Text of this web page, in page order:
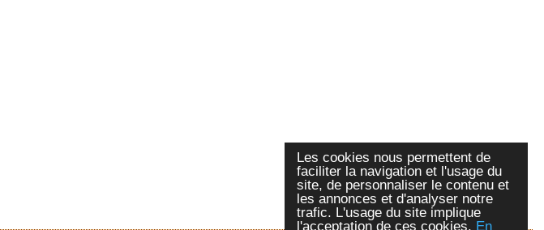
Les cookies nous permettent de
faciliter la navigation et l'usage du
site, de personnaliser le contenu et
les annonces et d'analyser notre
trafic. L'usage du site implique
l'acceptation de ces cookies. En